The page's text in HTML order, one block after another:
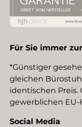
Für Sie immer
*Günstiger
gleichen
identischen Preis.
gewerblichen EU-
Social Media